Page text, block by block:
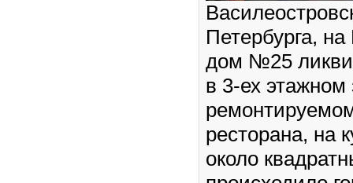
Петербурга,
дом №25
в 3-ех этажном
ресторана, на
около